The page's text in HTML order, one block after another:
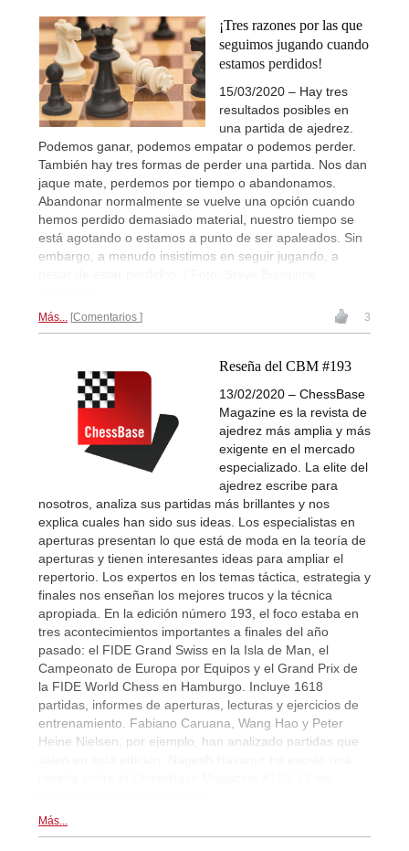
¡Tres razones por las que
seguimos jugando cuando
estamos perdidos!
15/03/2020 – Hay tres
resultados posibles en
una partida de ajedrez.
Podemos ganar, podemos empatar o podemos perder.
También hay tres formas de perder una partida. Nos dan
jaque mate, perdemos por tiempo o abandonamos.
Abandonar normalmente se vuelve una opción cuando
hemos perdido demasiado material, nuestro tiempo se
está agotando o estamos a punto de ser apaleados. Sin
embargo, a menudo insistimos en seguir jugando, a
Más... Comentarios 3
Reseña del CBM #193
13/02/2020 – ChessBase
Magazine es la revista de
ajedrez más amplia y más
exigente en el mercado
especializado. La elite del
ajedrez escribe para
nosotros, analiza sus partidas más brillantes y nos
explica cuales han sido sus ideas. Los especialistas en
aperturas presentan lo que está de moda en la teoría de
aperturas y tienen interesantes ideas para ampliar el
repertorio. Los expertos en los temas táctica, estrategia y
finales nos enseñan los mejores trucos y la técnica
apropiada. En la edición número 193, el foco estaba en
tres acontecimientos importantes a finales del año
pasado: el FIDE Grand Swiss en la Isla de Man, el
Campeonato de Europa por Equipos y el Grand Prix de
la FIDE World Chess en Hamburgo. Incluye 1618
partidas, informes de aperturas, lecturas y ejercicios de
entrenamiento. Fabiano Caruana, Wang Hao y Peter
Heine Nielsen, por ejemplo, han analizado partidas que
Más...